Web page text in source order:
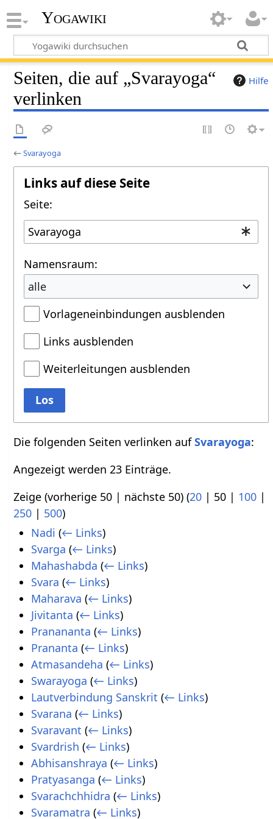
Yogawiki
Hilfe
Seiten, die auf „Svarayoga“
verlinken
←Svarayoga
Links auf diese Seite
Seite:
Namensraum:
alle
Vorlageneinbindungen ausblenden
Links ausblenden
Weiterleitungen ausblenden
Los
Die folgenden Seiten verlinken aufSvarayoga:
Angezeigt werden 23 Einträge.
Zeige (vorherige 50 | nächste 50) (20 | 50 | 100 |
250 | 500)
Nadi (← Links)
Svarga (← Links)
Mahashabda (← Links)
Svara (← Links)
Maharava (← Links)
Jivitanta (← Links)
Pranananta (← Links)
Prananta (← Links)
Atmasandeha (← Links)
Swarayoga (← Links)
Lautverbindung Sanskrit (← Links)
Svarana (← Links)
Svaravant (← Links)
Svardrish (← Links)
Abhisanshraya (← Links)
Pratyasanga (← Links)
Svarachchhidra (← Links)
Svaramatra (← Links)